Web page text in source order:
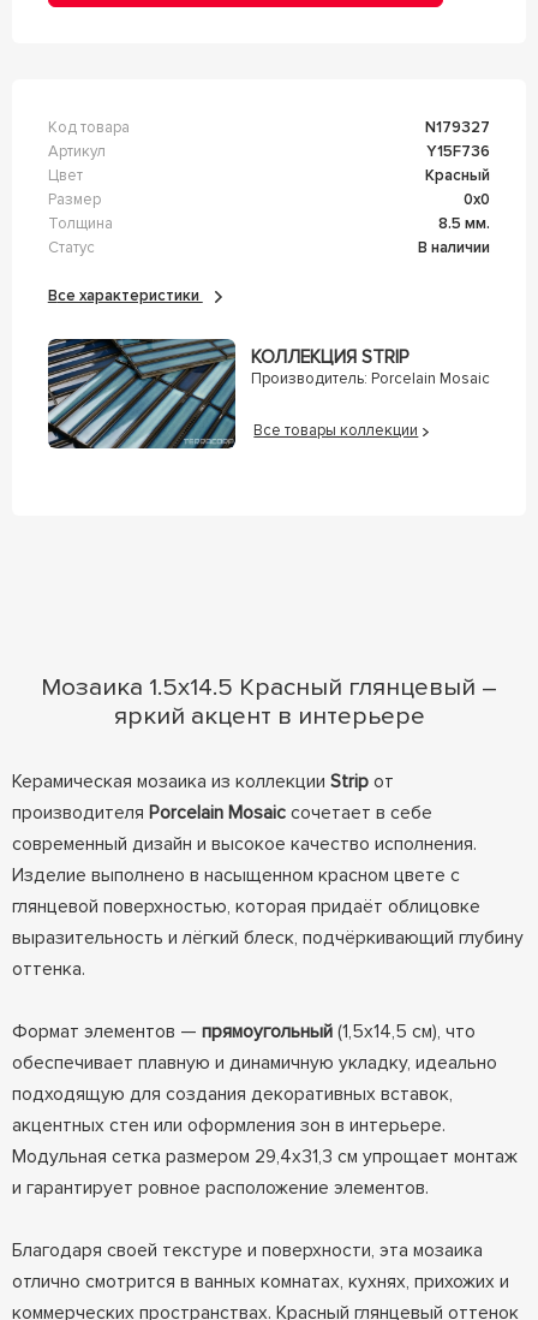
Код товара
n179327
Артикул
Y15F736
Цвет
Красный
Размер
0x0
Толщина
8.5 мм.
Статус
В наличии
Все характеристики
КОЛЛЕКЦИЯ STRIP
Производитель: Porcelain Mosaic
Все товары коллекции
Мозаика 1.5х14.5 Красный глянцевый –
яркий акцент в интерьере
Керамическая мозаика из коллекции Stripот
производителя Porcelain Mosaicсочетает в себе
современный дизайн и высокое качество исполнения.
Изделие выполнено в насыщенном красном цвете с
глянцевой поверхностью, которая придаёт облицовке
выразительность и лёгкий блеск, подчёркивающий глубину
оттенка.
Формат элементов — прямоугольный(1,5х14,5 см), что
обеспечивает плавную и динамичную укладку, идеально
подходящую для создания декоративных вставок,
акцентных стен или оформления зон в интерьере.
Модульная сетка размером 29,4х31,3 см упрощает монтаж
и гарантирует ровное расположение элементов.
Благодаря своей текстуре и поверхности, эта мозаика
отлично смотрится в ванных комнатах, кухнях, прихожих и
коммерческих пространствах. Красный глянцевый оттенок